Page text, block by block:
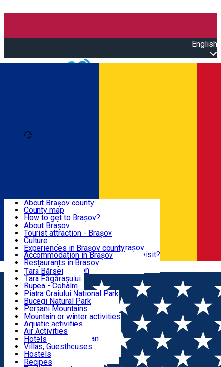
English
Română
BRAȘOV
EXPERIENCES
DESTINATIONS
NATURE
ACTIVE TOURISM
ACCOMMODATION
CULTURAL HERITAGE
About Brașov county
County map
How to get to Brașov?
Tourist Information Centers
Tourist Guides
Brașov Tourism Recommendations
Historical tourist attractions
What would a local recommend to visit?
Tourism news Brașov
Restaurants
About Brașov
Tourist attraction - Brașov
Culture
Tourist Information Center - Brașov
Accommodation in Brașov
Restaurants in Brasov
Usefull information
Experiences in Brașov county
Țara Bârsei
Țara Făgărașului
Rupea - Cohalm
ECO Destinations
Piatra Craiului National Park
Bucegi Natural Park
Perșani Mountains
Făgăraș Mountains
Postăvarul Peak
Măgura Codlei
Ciucaș Mountains
Protected areas
Other natural attractions
Speoturism
Mountain or winter activities
Aquatic activities
Air Activities
Adventure, Equestrian
Cycling, Running
Other activities
Hotels
Villas, Guesthouses
Hostels
Cottages
Recipes